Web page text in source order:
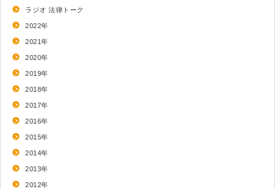
ラジオ 法律トーク
2022年
2021年
2020年
2019年
2018年
2017年
2016年
2015年
2014年
2013年
2012年